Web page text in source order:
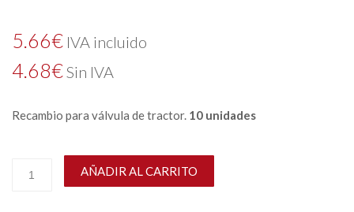
5.66€ IVA incluido
4.68€Sin IVA
Recambio para válvula de tractor. 10 unidades
AÑADIR AL CARRITO